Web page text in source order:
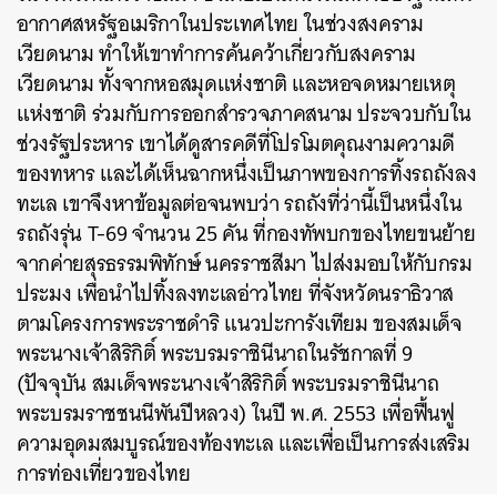
อากาศสหรัฐอเมริกาในประเทศไทย ในช่วงสงคราม
เวียดนาม ทำให้เขาทำการค้นคว้าเกี่ยวกับสงคราม
เวียดนาม ทั้งจากหอสมุดแห่งชาติ และหอจดหมายเหตุ
แห่งชาติ ร่วมกับการออกสำรวจภาคสนาม ประจวบกับใน
ช่วงรัฐประหาร เขาได้ดูสารคดีที่โปรโมตคุณงามความดี
ของทหาร และได้เห็นฉากหนึ่งเป็นภาพของการทิ้งรถถังลง
ทะเล เขาจึงหาข้อมูลต่อจนพบว่า รถถังที่ว่านี้เป็นหนึ่งใน
รถถังรุ่น T-69 จำนวน 25 คัน ที่กองทัพบกของไทยขนย้าย
จากค่ายสุรธรรมพิทักษ์ นครราชสีมา ไปส่งมอบให้กับกรม
ประมง เพื่อนำไปทิ้งลงทะเลอ่าวไทย ที่จังหวัดนราธิวาส
ตามโครงการพระราชดำริ แนวปะการังเทียม ของสมเด็จ
พระนางเจ้าสิริกิติ์ พระบรมราชินีนาถในรัชกาลที่ 9
(ปัจจุบัน สมเด็จพระนางเจ้าสิริกิติ์ พระบรมราชินีนาถ
พระบรมราชชนนีพันปีหลวง) ในปี พ.ศ. 2553 เพื่อฟื้นฟู
ความอุดมสมบูรณ์ของท้องทะเล และเพื่อเป็นการส่งเสริม
การท่องเที่ยวของไทย